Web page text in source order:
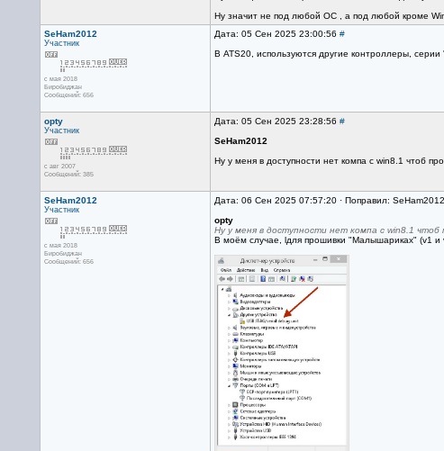
Ну значит не под любой ОС , а под любой кроме Win
SeHam2012
Участник
с мая 2018
Биробиджан
Сообщений: 656
Дата: 05 Сен 2025 23:00:56 #
В ATS20, используются другие контроллеры,
opty
Участник
с авг 2007
Сообщений: 385
Дата: 05 Сен 2025 23:28:56 #
SeHam2012
Ну у меня в доступности нет компа с win8.1 чтоб
SeHam2012
Участник
с мая 2018
Биробиджан
Сообщений: 656
Дата: 06 Сен 2025 07:57:20 · Поправил:
opty
Ну у меня в доступности нет компа с win8.1
В моём случае, lдля прошивки "Малышариках" (v1 и